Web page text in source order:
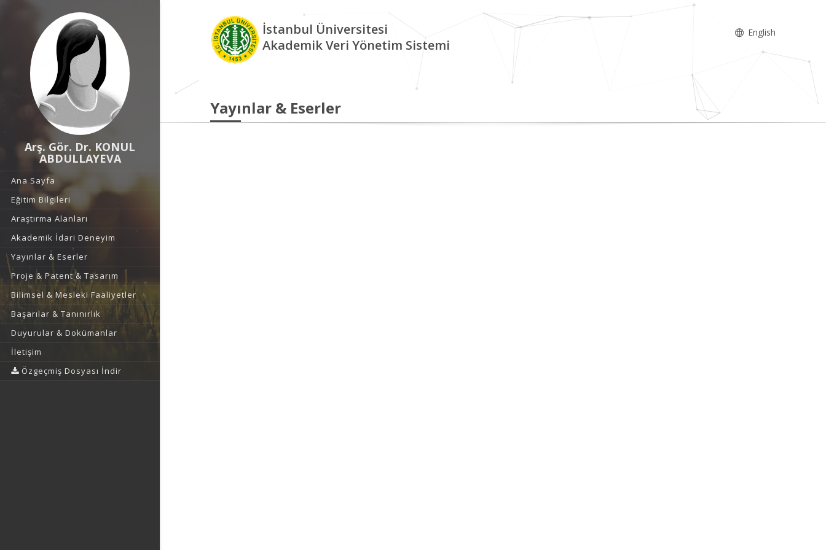
Arş. Gör. Dr. KONUL
ABDULLAYEVA
Ana Sayfa
Eğitim Bilgileri
Araştırma Alanları
Akademik İdari Deneyim
Yayınlar & Eserler
Proje & Patent & Tasarım
Bilimsel & Mesleki Faaliyetler
Başarılar & Tanınırlık
Duyurular & Dokümanlar
İletişim
Özgeçmiş Dosyası İndir
İstanbul Üniversitesi
Akademik Veri Yönetim Sistemi
English
Yayınlar & Eserler